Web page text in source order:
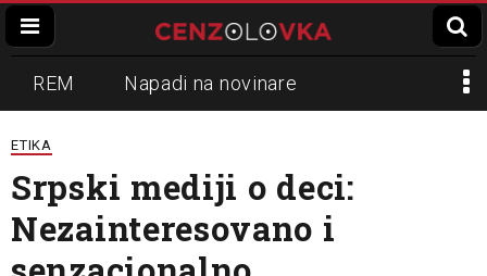
REM Napadi na novinare
Zvučni top
Propaganda Lokalni mediji
Informer Slavko Ćuruvija
ETIKA
Srpski mediji o deci:
Nezainteresovano i